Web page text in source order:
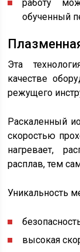
работу
обученный
Эта
качестве
режущего
Раскаленный
скоростью
нагревает,
расплав, тем
Уникальность
высокая